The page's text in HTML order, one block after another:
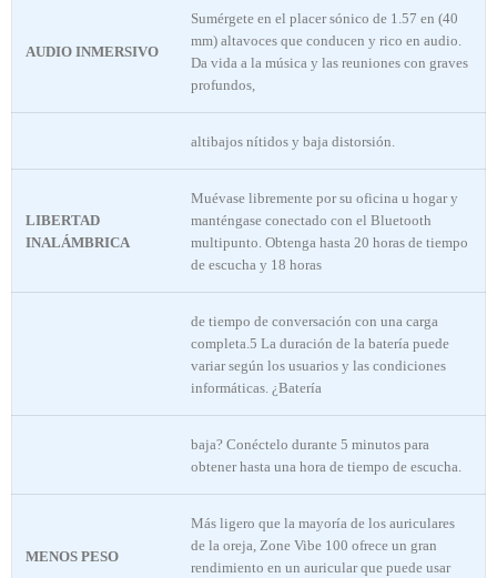
AUDIO INMERSIVO
Sumérgete en el placer sónico de 1.57 en (40
mm) altavoces que conducen y rico en audio.
Da vida a la música y las reuniones con graves
profundos,
altibajos nítidos y baja distorsión.
LIBERTAD
INALÁMBRICA
Muévase libremente por su oficina u hogar y
manténgase conectado con el Bluetooth
multipunto. Obtenga hasta 20 horas de tiempo
de escucha y 18 horas
de tiempo de conversación con una carga
completa.5 La duración de la batería puede
variar según los usuarios y las condiciones
informáticas. ¿Batería
baja? Conéctelo durante 5 minutos para
obtener hasta una hora de tiempo de escucha.
MENOS PESO
Más ligero que la mayoría de los auriculares
de la oreja, Zone Vibe 100 ofrece un gran
rendimiento en un auricular que puede usar